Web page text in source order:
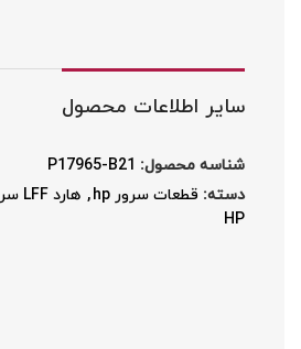
سایر اطلاعات محصول
شناسه محصول: P17965-B21
دسته: قطعات سرور hp , هارد LFF سرور HPE
HP